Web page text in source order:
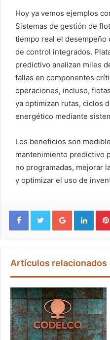
Hoy ya vemos ejemplos
Sistemas de gestión de
tiempo real el
de control integrados.
predictivo analizan miles
fallas en componentes
operaciones, incluso,
ya optimizan rutas, ciclos
energético mediante
Los beneficios son
mantenimiento predictivo
no programadas, mejorar
y optimizar el uso de
Google+ LinkedIn
Artículos relacionados